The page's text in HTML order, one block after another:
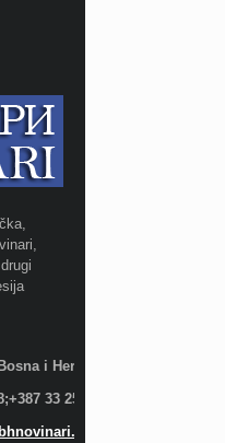
i Hercegovina;
33 255 600